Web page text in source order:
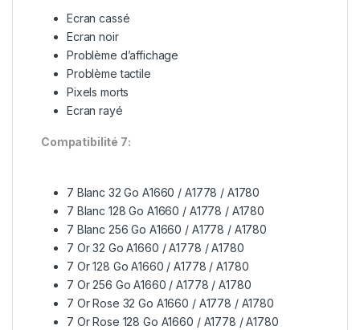
Ecran cassé
Ecran noir
Problème d’affichage
Problème tactile
Pixels morts
Ecran rayé
Compatibilité 7:
7 Blanc 32 Go A1660 / A1778 / A1780
7 Blanc 128 Go A1660 / A1778 / A1780
7 Blanc 256 Go A1660 / A1778 / A1780
7 Or 32 Go A1660 / A1778 / A1780
7 Or 128 Go A1660 / A1778 / A1780
7 Or 256 Go A1660 / A1778 / A1780
7 Or Rose 32 Go A1660 / A1778 / A1780
7 Or Rose 128 Go A1660 / A1778 / A1780